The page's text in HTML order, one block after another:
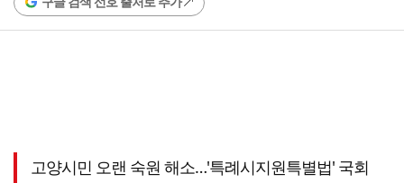
고양시민 오랜 숙원 해소…'특례시지원특별법' 국회